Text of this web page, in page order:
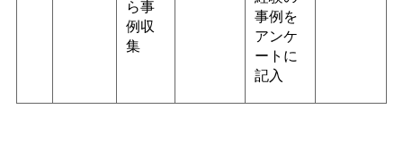
ら事
例収
集
事例を
アンケ
ートに
記入